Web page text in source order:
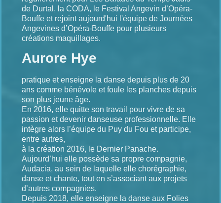
de Durtal, la CODA, le Festival Angevin d’Opéra-
Bouffe et rejoint aujourd'hui l'équipe de Journées
Angevines d’Opéra-Bouffe pour plusieurs
créations maquillages.
Aurore Hye
pratique et enseigne la danse depuis plus de 20
ans comme bénévole et foule les planches depuis
son plus jeune âge.
En 2016, elle quitte son travail pour vivre de sa
passion et devenir danseuse professionnelle. Elle
intègre alors l’équipe du Puy du Fou et participe,
entre autres,
à la création 2016, le Dernier Panache.
Aujourd’hui elle possède sa propre compagnie,
Audacia, au sein de laquelle elle chorégraphie,
danse et chante, tout en s’associant aux projets
d’autres compagnies.
Depuis 2018, elle enseigne la danse aux Folies